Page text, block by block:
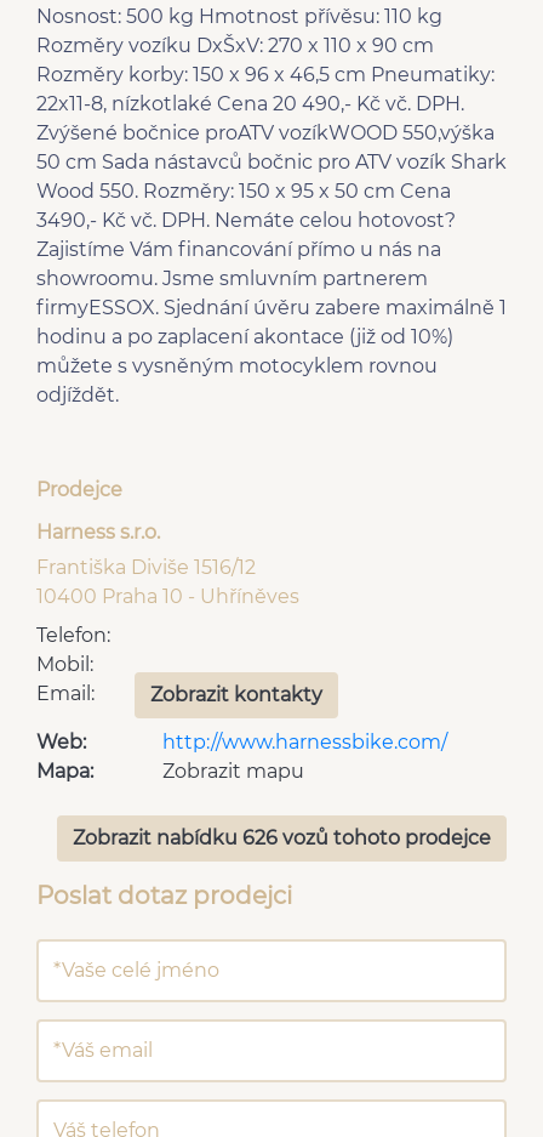
Nosnost: 500 kg Hmotnost přívěsu: 110 kg
Rozměry vozíku DxŠxV: 270 x 110 x 90 cm
Rozměry korby: 150 x 96 x 46,5 cm Pneumatiky:
22x11-8, nízkotlaké Cena 20 490,- Kč vč. DPH.
Zvýšené bočnice proATV vozíkWOOD 550,výška
50 cm Sada nástavců bočnic pro ATV vozík Shark
Wood 550. Rozměry: 150 x 95 x 50 cm Cena
3490,- Kč vč. DPH. Nemáte celou hotovost?
Zajistíme Vám financování přímo u nás na
showroomu. Jsme smluvním partnerem
firmyESSOX. Sjednání úvěru zabere maximálně 1
hodinu a po zaplacení akontace (již od 10%)
můžete s vysněným motocyklem rovnou
odjíždět.
Prodejce
Harness s.r.o.
Františka Diviše 1516/12
10400 Praha 10 - Uhříněves
Telefon:
Mobil:
Email:
Zobrazit kontakty
Web:
http://www.harnessbike.com/
Mapa:
Zobrazit mapu
Zobrazit nabídku 626 vozů tohoto prodejce
Poslat dotaz prodejci